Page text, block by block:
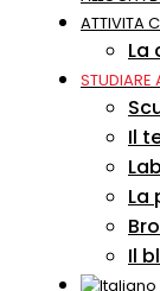
ATTIVITA
La
STUDIARE
Il
La
Il